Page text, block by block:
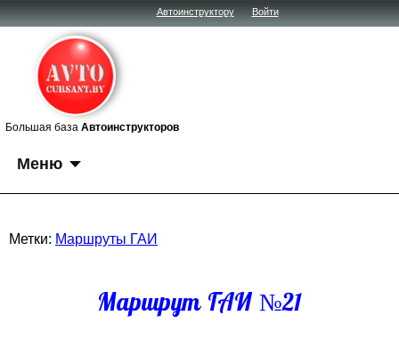
Автоинструктору Войти
Большая база Автоинструкторов
Меню
Метки: Маршруты ГАИ
Маршрут ГАИ №21